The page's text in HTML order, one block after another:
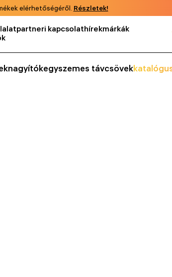
elérhetőségéről. Részletek!
partneri kapcsolathírekmárkák
nagyítókegyszemes távcsövek